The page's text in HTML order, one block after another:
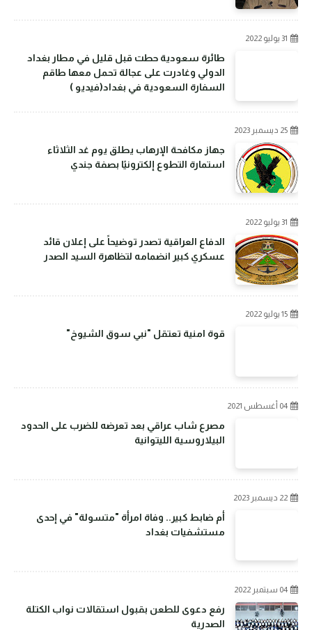
31 يوليو 2022
طائرة سعودية حطت قبل قليل في مطار بغداد
الدولي وغادرت على عجالة تحمل معها طاقم
السفارة السعودية في بغداد(فيديو )
25 ديسمبر 2023
جهاز مكافحة الإرهاب يطلق يوم غد الثلاثاء
استمارة التطوع إلكترونيًا بصفة جندي
31 يوليو 2022
الدفاع العراقية تصدر توضيحاً على إعلان قائد
عسكري كبير انضمامه لتظاهرة السيد الصدر
15 يوليو 2022
قوة امنية تعتقل "نبي سوق الشيوخ"
04 أغسطس 2021
مصرع شاب عراقي بعد تعرضه للضرب على الحدود
البيلاروسية الليتوانية
22 ديسمبر 2023
أم ضابط كبير.. وفاة امرأة "متسولة" في إحدى
مستشفيات بغداد
04 سبتمبر 2022
رفع دعوى للطعن بقبول استقالات نواب الكتلة
الصدرية